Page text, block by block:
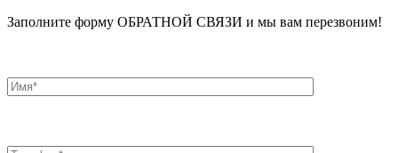
Заполните форму ОБРАТНОЙ СВЯЗИ и мы вам перезвоним!